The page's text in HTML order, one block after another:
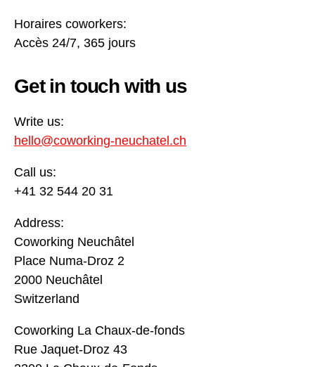
Horaires coworkers:
Accès 24/7, 365 jours
Get in touch with us
Write us:
hello@coworking-neuchatel.ch
Call us:
+41 32 544 20 31
Address:
Coworking Neuchâtel
Place Numa-Droz 2
2000 Neuchâtel
Switzerland
Coworking La Chaux-de-fonds
Rue Jaquet-Droz 43